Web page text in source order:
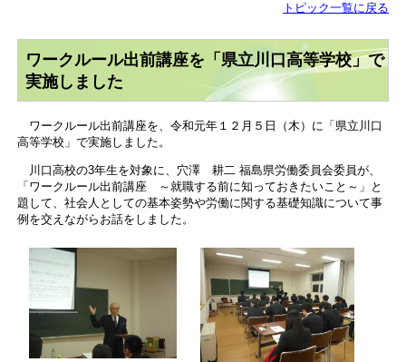
トピック一覧に戻る
ワークルール出前講座を「県立川口高等学校」で
実施しました
ワークルール出前講座を、令和元年１２月５日（木）に「県立川口
高等学校」で実施しました。
川口高校の3年生を対象に、穴澤 耕二 福島県労働委員会委員が、
「ワークルール出前講座 ～就職する前に知っておきたいこと～」と
題して、社会人としての基本姿勢や労働に関する基礎知識について事
例を交えながらお話をしました。